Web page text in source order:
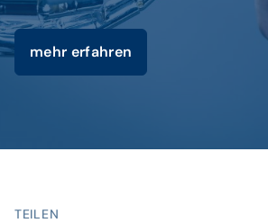
TEILEN
mehr erfahren